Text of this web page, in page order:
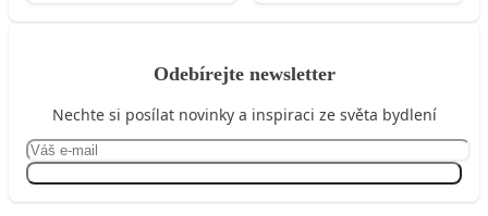
Odebírejte newsletter
Nechte si posílat novinky a inspiraci ze světa bydlení